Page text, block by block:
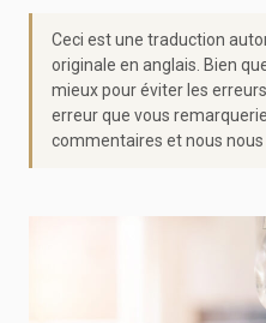
Ceci est une traduction
originale en anglais. Bien
mieux pour éviter les
erreur que vous
commentaires et nous